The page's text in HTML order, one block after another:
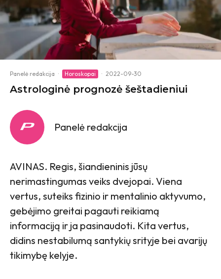
Panelė redakcija · Horoskopai · 2022-09-30
Astrologinė prognozė šeštadieniui
Panelė redakcija
AVINAS. Regis, šiandieninis jūsų
nerimastingumas veiks dvejopai. Viena
vertus, suteiks fizinio ir mentalinio aktyvumo,
gebėjimo greitai pagauti reikiamą
informaciją ir ja pasinaudoti. Kita vertus,
didins nestabilumą santykių srityje bei avarijų
tikimybę kelyje.